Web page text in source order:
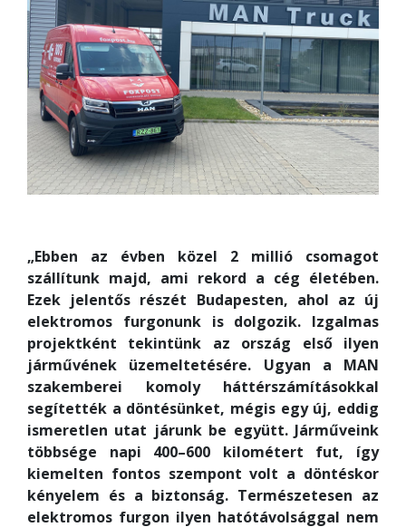
„Ebben az évben közel 2 millió csomagot
szállítunk majd, ami rekord a cég életében.
Ezek jelentős részét Budapesten, ahol az új
elektromos furgonunk is dolgozik. Izgalmas
projektként tekintünk az ország első ilyen
járművének üzemeltetésére. Ugyan a MAN
szakemberei komoly háttérszámításokkal
segítették a döntésünket, mégis egy új, eddig
ismeretlen utat járunk be együtt. Járműveink
többsége napi 400–600 kilométert fut, így
kiemelten fontos szempont volt a döntéskor
kényelem és a biztonság. Természetesen az
elektromos furgon ilyen hatótávolsággal nem